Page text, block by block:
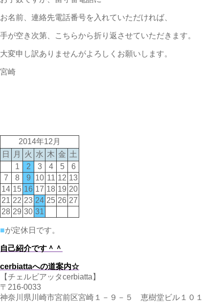
お名前、連絡先電話番号を入れていただければ、
手が空き次第、こちらから折り返させていただきます。
大変申し訳ありませんがよろしくお願いします。
宮崎
2014年12月
日
月 火 水 木 金 土
1
2 3 4 5
6
7
8 9 10 11 12 13
14 15 16 17 18 19 20
21 22 23 24 25 26 27
28 29 30 31
■が定休日です。
自己紹介です＾＾
cerbiattaへの道案内☆
【チェルビアッタcerbiatta】
〒216-0033
神奈川県川崎市宮前区宮崎１－９－５ 恵樹堂ビル１０１